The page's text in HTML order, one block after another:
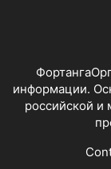
информации.
российской и